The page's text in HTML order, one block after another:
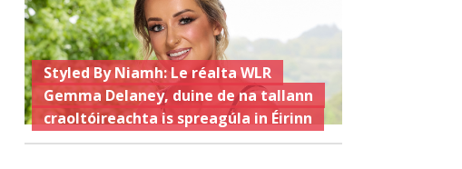
Styled By Niamh: Le réalta WLR
Gemma Delaney, duine de na tallann
craoltóireachta is spreagúla in Éirinn